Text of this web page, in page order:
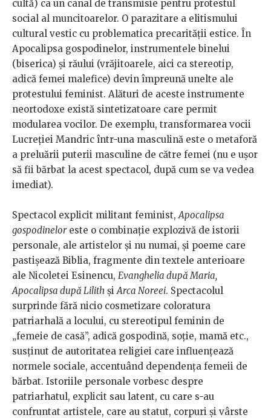
cultă) ca un canal de transmisie pentru protestul
social al muncitoarelor. O parazitare a elitismului
cultural vestic cu problematica precarității estice. În
Apocalipsa gospodinelor, instrumentele binelui
(biserica) și răului (vrăjitoarele, aici ca stereotip,
adică femei malefice) devin împreună unelte ale
protestului feminist. Alături de aceste instrumente
neortodoxe există sintetizatoare care permit
modularea vocilor. De exemplu, transformarea vocii
Lucreției Mandric într-una masculină este o metaforă
a preluării puterii masculine de către femei (nu e ușor
să fii bărbat la acest spectacol, după cum se va vedea
imediat).
Spectacol explicit militant feminist, Apocalipsa
gospodineloreste o combinație explozivă de istorii
personale, ale artistelor și nu numai, și poeme care
pastișează Biblia, fragmente din textele anterioare
ale Nicoletei Esinencu, Evanghelia după Maria,
Apocalipsa după Lilith și Arca Noreei. Spectacolul
surprinde fără nicio cosmetizare coloratura
patriarhală a locului, cu stereotipul feminin de
„femeie de casă”, adică gospodină, soție, mamă etc.,
susținut de autoritatea religiei care influențează
normele sociale, accentuând dependența femeii de
bărbat. Istoriile personale vorbesc despre
patriarhatul, explicit sau latent, cu care s-au
confruntat artistele, care au statut, corpuri și vârste